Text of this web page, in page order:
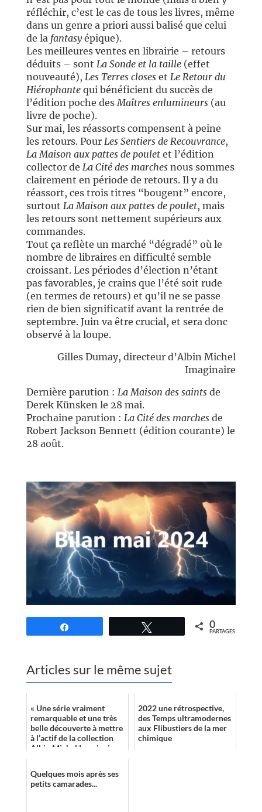
réfléchir, c’est le cas de tous les livres, même
dans un genre a priori aussi balisé que celui
de la fantasyépique).
Les meilleures ventes en librairie – retours
déduits – sont La Sonde et la taille(effet
nouveauté), Les Terres closeset Le Retour du
Hiérophantequi bénéficient du succès de
l’édition poche desMaîtres enlumineurs(au
livre de poche).
Sur mai, les réassorts compensent à peine
les retours. Pour Les Sentiers de Recouvrance,
La Maison aux pattes de pouletet l’édition
collector de La Cité des marchesnous sommes
clairement en période de retours. Il y a du
réassort, ces trois titres “bougent” encore,
surtout La Maison aux pattes de poulet, mais
les retours sont nettement supérieurs aux
commandes.
Tout ça reflète un marché “dégradé” où le
nombre de libraires en difficulté semble
croissant. Les périodes d’élection n’étant
pas favorables, je crains que l’été soit rude
(en termes de retours) et qu’il ne se passe
rien de bien significatif avant la rentrée de
septembre. Juin va être crucial, et sera donc
observé à la loupe.
Gilles Dumay, directeur d’Albin Michel
Imaginaire
Dernière parution : La Maison des saintsde
Derek Künsken le 28 mai.
Prochaine parution : La Cité des marchesde
Robert Jackson Bennett (édition courante) le
28 août.
0
PARTAGES
Articles sur le même sujet
« Une série vraiment
remarquable et une très
belle découverte à mettre
à l’actif de la collection
Albin Michel Imaginaire.
2022 une rétrospective,
des Temps ultramodernes
aux Flibustiers de la mer
chimique
Quelques mois après ses
petits camarades...